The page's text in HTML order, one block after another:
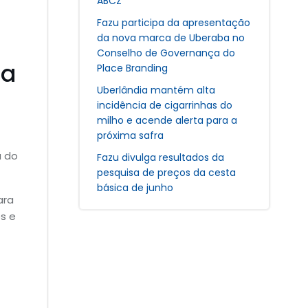
do
e
Fazu participa da apresentação
da nova marca de Uberaba no
Conselho de Governança do
Place Branding
Uberlândia mantém alta
incidência de cigarrinhas do
milho e acende alerta para a
próxima safra
Fazu divulga resultados da
pesquisa de preços da cesta
básica de junho